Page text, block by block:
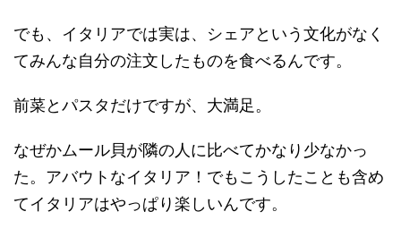
でも、イタリアでは実は、シェアという文化がなく
てみんな自分の注文したものを食べるんです。
前菜とパスタだけですが、大満足。
なぜかムール貝が隣の人に比べてかなり少なかっ
た。アバウトなイタリア！でもこうしたことも含め
てイタリアはやっぱり楽しいんです。